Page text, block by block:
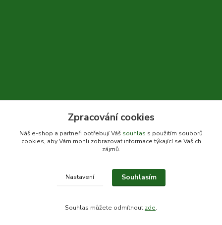
+420 604 310 066
© Bylinky Krkoška 2020-2026
Zpracování cookies
Náš e-shop a partneři potřebují Váš souhlas s použitím souborů
cookies, aby Vám mohli zobrazovat informace týkající se Vašich
zájmů.
Nastavení Souhlasím
Souhlas můžete odmítnout zde.